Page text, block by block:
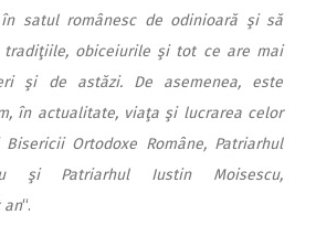
satul românesc de odinioară şi să
tradiţiile, obiceiurile şi tot ce are mai
şi de astăzi. De asemenea, este
în actualitate, viaţa şi lucrarea celor
Ortodoxe Române, Patriarhul
şi Patriarhul Iustin Moisescu,
an“.